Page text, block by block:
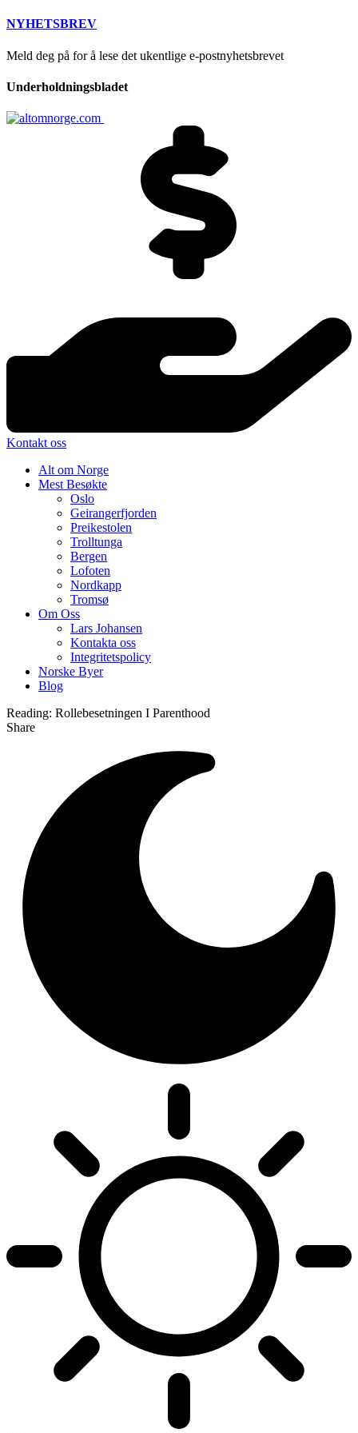
NYHETSBREV
Meld deg på for å lese det ukentlige e-postnyhetsbrevet
Underholdningsbladet
Kontakt oss
Alt om Norge
Mest Besøkte
Oslo
Geirangerfjorden
Preikestolen
Trolltunga
Bergen
Lofoten
Nordkapp
Tromsø
Om Oss
Lars Johansen
Kontakta oss
Integritetspolicy
Norske Byer
Blog
Reading: Rollebesetningen I Parenthood
Share